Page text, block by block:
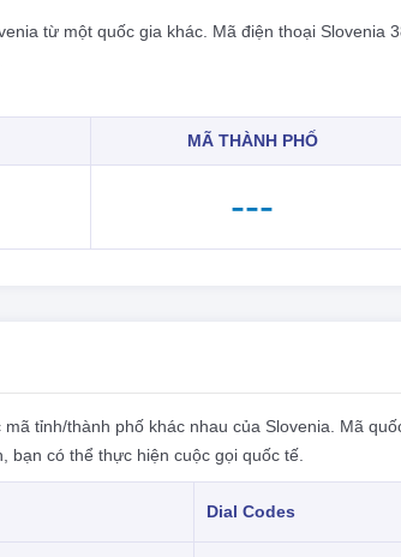
từ một quốc gia khác. Mã điện thoại Slovenia
MÃ THÀNH PHỐ
---
tỉnh/thành phố khác nhau của Slovenia. Mã
bạn có thể thực hiện cuộc gọi quốc tế.
Dial Codes